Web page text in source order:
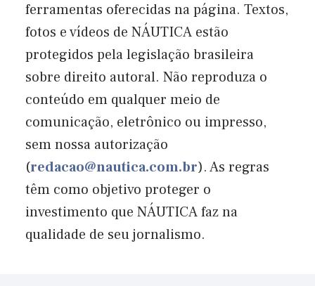
ferramentas oferecidas na página. Textos,
fotos e vídeos de NÁUTICA estão
protegidos pela legislação brasileira
sobre direito autoral. Não reproduza o
conteúdo em qualquer meio de
comunicação, eletrônico ou impresso,
sem nossa autorização
(redacao@nautica.com.br). As regras
têm como objetivo proteger o
investimento que NÁUTICA faz na
qualidade de seu jornalismo.